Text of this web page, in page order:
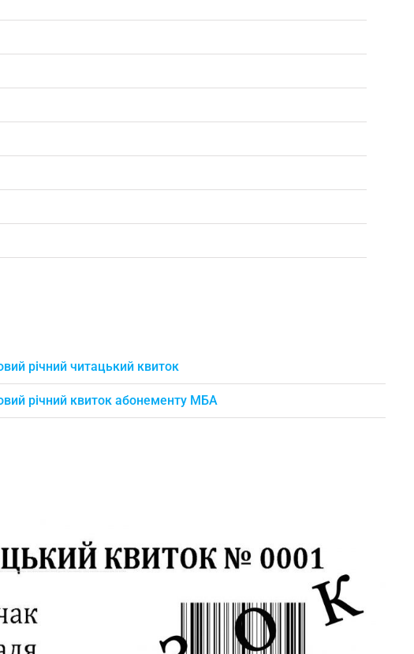
річний читацький квиток
річний квиток абонементу МБА